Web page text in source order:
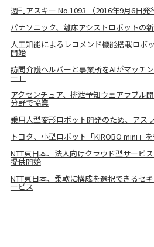
週刊アスキー No.1093 （2016年9月6日発
パナソニック、離床アシストロボットの
人工知能によるレコメンド機能搭載ロボ
開始
訪問介護ヘルパーと事業所をAIがマッチ
ー」
アクセンチュア、排泄予知ウェアラブル
分野で協業
乗用人型変形ロボット開発のため、アス
トヨタ、小型ロボット「KIROBO mini」
NTT東日本、法人向けクラウド型サービ
提供開始
NTT東日本、柔軟に構成を選択できるセ
ービス